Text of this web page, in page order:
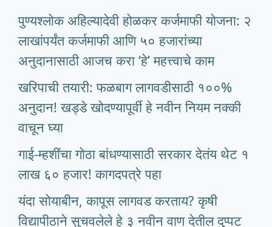
पुण्यश्लोक अहिल्यादेवी होळकर कर्जमाफी योजना: २
लाखांपर्यंत कर्जमाफी आणि ५० हजारांच्या
अनुदानासाठी आजच करा ‘हे’ महत्त्वाचे काम
खरिपाची तयारी: फळबाग लागवडीसाठी १००%
अनुदान! खड्डे खोदण्यापूर्वी हे नवीन नियम नक्की
वाचून घ्या
गाई-म्हशींचा गोठा बांधण्यासाठी सरकार देतंय थेट १
लाख ६० हजार! कागदपत्रे पहा
यंदा सोयाबीन, कापूस लागवड करताय? कृषी
विद्यापीठाने सुचवलेले हे ३ नवीन वाण देतील दुप्पट